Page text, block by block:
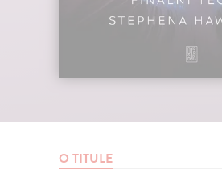
O TITULE